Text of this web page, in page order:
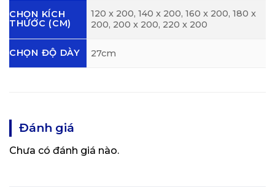
CHỌN KÍCH
THƯỚC (CM)
120 x 200, 140 x 200, 160 x 200, 180 x
200, 200 x 200, 220 x 200
CHỌN ĐỘ DÀY 27cm
Đánh giá
Chưa có đánh giá nào.